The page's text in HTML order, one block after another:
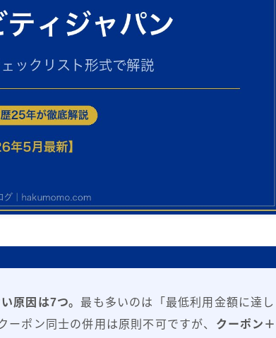
原因は7つ。 最も多いのは「最低利用金額に達し
ーポン同士の併用は原則不可ですが、 クーポン＋